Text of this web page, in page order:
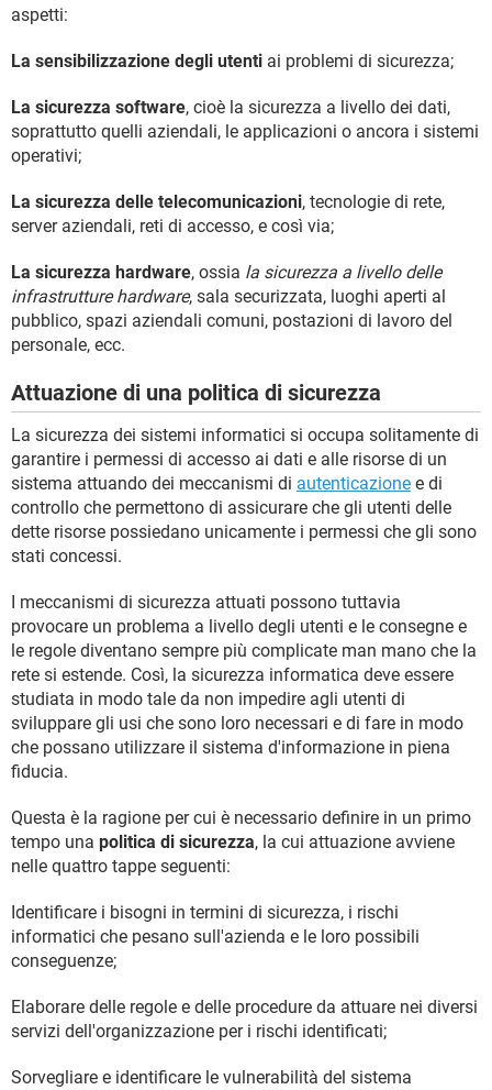
aspetti:
La sensibilizzazione degli utenti ai problemi di sicurezza;
La sicurezza software, cioè la sicurezza a livello dei dati,
soprattutto quelli aziendali, le applicazioni o ancora i sistemi
operativi;
La sicurezza delle telecomunicazioni, tecnologie di rete,
server aziendali, reti di accesso, e così via;
La sicurezza hardware, ossia la sicurezza a livello delle
infrastrutture hardware, sala securizzata, luoghi aperti al
pubblico, spazi aziendali comuni, postazioni di lavoro del
personale, ecc.
Attuazione di una politica di sicurezza
La sicurezza dei sistemi informatici si occupa solitamente di
garantire i permessi di accesso ai dati e alle risorse di un
sistema attuando dei meccanismi di autenticazione e di
controllo che permettono di assicurare che gli utenti delle
dette risorse possiedano unicamente i permessi che gli sono
stati concessi.
I meccanismi di sicurezza attuati possono tuttavia
provocare un problema a livello degli utenti e le consegne e
le regole diventano sempre più complicate man mano che la
rete si estende. Così, la sicurezza informatica deve essere
studiata in modo tale da non impedire agli utenti di
sviluppare gli usi che sono loro necessari e di fare in modo
che possano utilizzare il sistema d'informazione in piena
fiducia.
Questa è la ragione per cui è necessario definire in un primo
tempo una politica di sicurezza, la cui attuazione avviene
nelle quattro tappe seguenti:
Identificare i bisogni in termini di sicurezza, i rischi
informatici che pesano sull'azienda e le loro possibili
conseguenze;
Elaborare delle regole e delle procedure da attuare nei diversi
servizi dell'organizzazione per i rischi identificati;
Sorvegliare e identificare le vulnerabilità del sistema